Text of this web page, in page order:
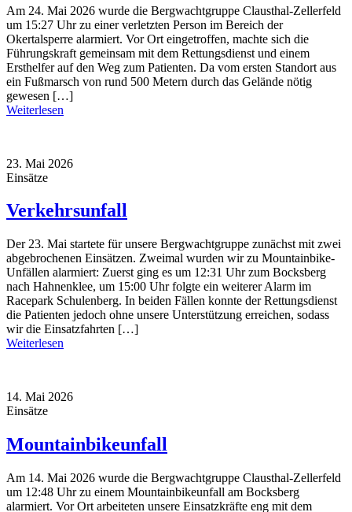
Am 24. Mai 2026 wurde die Bergwachtgruppe Clausthal-Zellerfeld
um 15:27 Uhr zu einer verletzten Person im Bereich der
Okertalsperre alarmiert. Vor Ort eingetroffen, machte sich die
Führungskraft gemeinsam mit dem Rettungsdienst und einem
Ersthelfer auf den Weg zum Patienten. Da vom ersten Standort aus
ein Fußmarsch von rund 500 Metern durch das Gelände nötig
gewesen […]
Weiterlesen
23. Mai 2026
Einsätze
Verkehrsunfall
Der 23. Mai startete für unsere Bergwachtgruppe zunächst mit zwei
abgebrochenen Einsätzen. Zweimal wurden wir zu Mountainbike-
Unfällen alarmiert: Zuerst ging es um 12:31 Uhr zum Bocksberg
nach Hahnenklee, um 15:00 Uhr folgte ein weiterer Alarm im
Racepark Schulenberg. In beiden Fällen konnte der Rettungsdienst
die Patienten jedoch ohne unsere Unterstützung erreichen, sodass
wir die Einsatzfahrten […]
Weiterlesen
14. Mai 2026
Einsätze
Mountainbikeunfall
Am 14. Mai 2026 wurde die Bergwachtgruppe Clausthal-Zellerfeld
um 12:48 Uhr zu einem Mountainbikeunfall am Bocksberg
alarmiert. Vor Ort arbeiteten unsere Einsatzkräfte eng mit dem